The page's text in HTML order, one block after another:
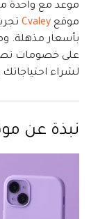
موعد مع واحدة
موقع Cvaley
بأسعار مذهلة.
على خصومات
لشراء احتياجاتك
نبذة عن